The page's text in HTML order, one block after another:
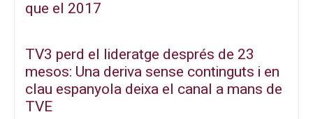
que el 2017
TV3 perd el lideratge després de 23
mesos: Una deriva sense continguts i en
clau espanyola deixa el canal a mans de
TVE